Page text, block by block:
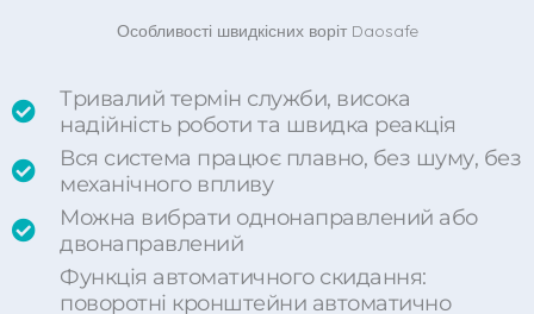
Особливості швидкісних воріт Daosafe
Тривалий термін служби, висока
надійність роботи та швидка реакція
Вся система працює плавно, без шуму, без
механічного впливу
Можна вибрати однонаправлений або
двонаправлений
Функція автоматичного скидання:
поворотні кронштейни автоматично